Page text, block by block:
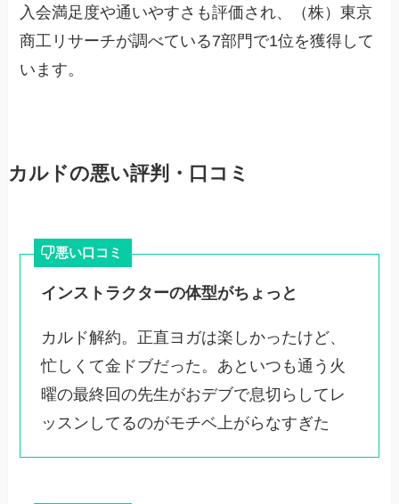
入会満足度や通いやすさも評価され、（株）東京
商工リサーチが調べている7部門で1位を獲得して
います。
カルドの悪い評判・口コミ
悪い口コミ
インストラクターの体型がちょっと
カルド解約。正直ヨガは楽しかったけど、
忙しくて金ドブだった。あといつも通う火
曜の最終回の先生がおデブで息切らしてレ
ッスンしてるのがモチベ上がらなすぎた